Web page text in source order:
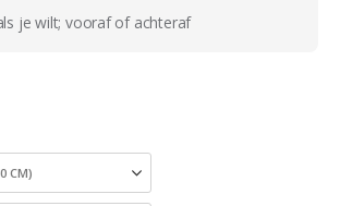
je wilt; vooraf of achteraf